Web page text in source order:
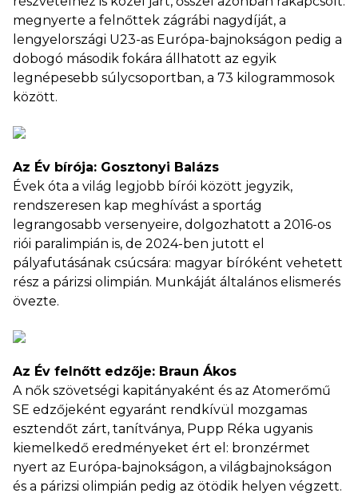
megnyerte a felnőttek zágrábi nagydíját, a
lengyelországi U23-as Európa-bajnokságon pedig a
dobogó második fokára állhatott az egyik
legnépesebb súlycsoportban, a 73 kilogrammosok
között.
Az Év bírója: Gosztonyi Balázs
Évek óta a világ legjobb bírói között jegyzik,
rendszeresen kap meghívást a sportág
legrangosabb versenyeire, dolgozhatott a 2016-os
riói paralimpián is, de 2024-ben jutott el
pályafutásának csúcsára: magyar bíróként vehetett
rész a párizsi olimpián. Munkáját általános elismerés
övezte.
Az Év felnőtt edzője: Braun Ákos
A nők szövetségi kapitányaként és az Atomerőmű
SE edzőjeként egyaránt rendkívül mozgamas
esztendőt zárt, tanítványa, Pupp Réka ugyanis
kiemelkedő eredményeket ért el: bronzérmet
nyert az Európa-bajnokságon, a világbajnokságon
és a párizsi olimpián pedig az ötödik helyen végzett.